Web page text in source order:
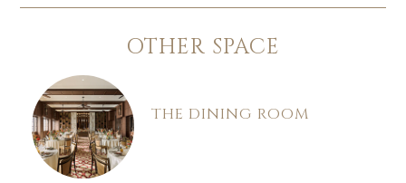
OTHER SPACE
THE DINING ROOM